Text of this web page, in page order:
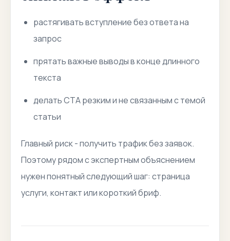
растягивать вступление без ответа на
запрос
прятать важные выводы в конце длинного
текста
делать CTA резким и не связанным с темой
статьи
Главный риск - получить трафик без заявок.
Поэтому рядом с экспертным объяснением
нужен понятный следующий шаг: страница
услуги, контакт или короткий бриф.